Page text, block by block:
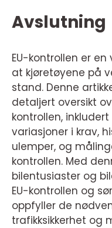
Avslutning
EU-kontrollen er
at kjøretøyene på
stand. Denne
detaljert oversikt
kontrollen,
variasjoner i krav,
ulemper, og
kontrollen. Med
bilentusiaster og
EU-kontrollen og
oppfyller de
trafikksikkerhet og